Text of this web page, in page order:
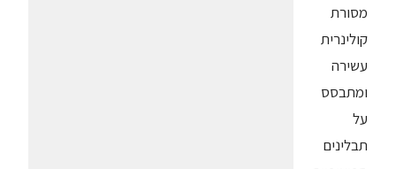
מסורת
קולינרית
עשירה
ומתבסס
על
תבלינים